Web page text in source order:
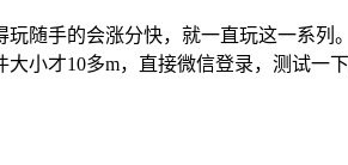
随手的会涨分快，就一直玩这一系
小才10多m，直接微信登录，测试一下